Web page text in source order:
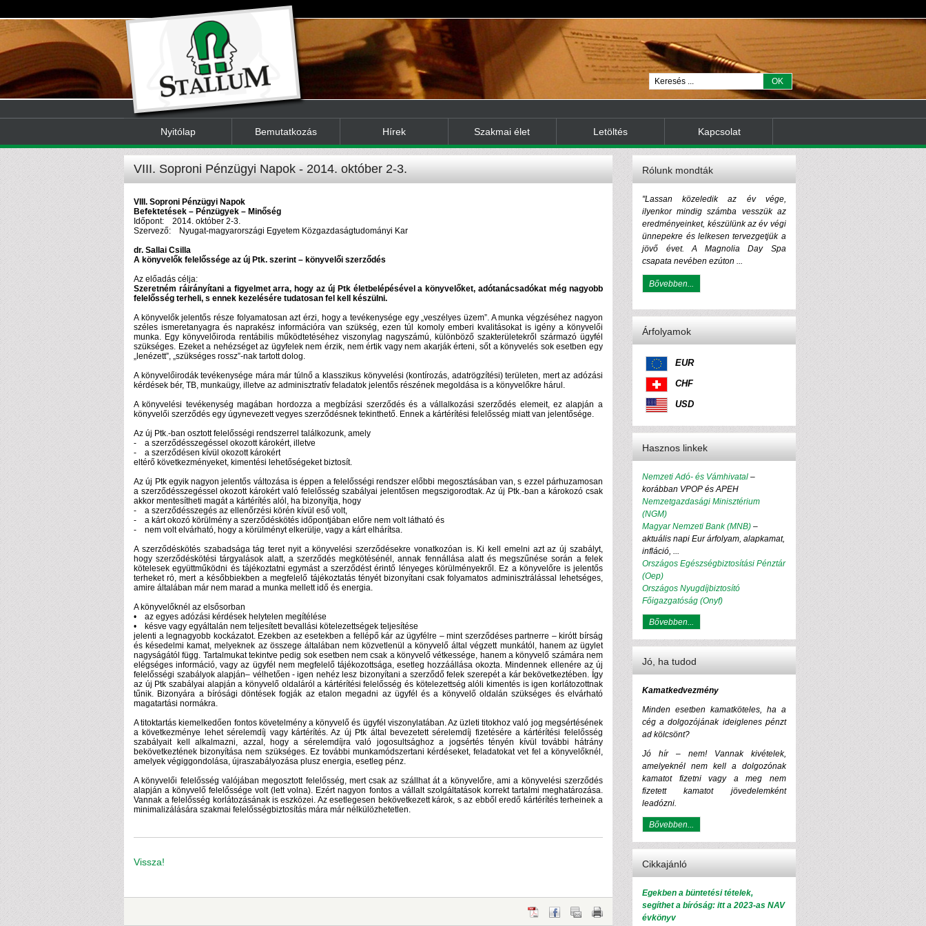
Nyitólap Bemutatkozás Hírek Szakmai élet Letöltés Kapcsolat
VIII. Soproni Pénzügyi Napok - 2014. október 2-3.
VIII. Soproni Pénzügyi Napok
Befektetések – Pénzügyek – Minőség
Időpont: 2014. október 2-3.
Szervező: Nyugat-magyarországi Egyetem Közgazdaságtudományi Kar
dr. Sallai Csilla
A könyvelők felelőssége az új Ptk. szerint – könyvelői szerződés
Az előadás célja:
Szeretném ráirányítani a figyelmet arra, hogy az új Ptk életbelépésével a könyvelőket, adótanácsadókat még nagyobb
felelősség terheli, s ennek kezelésére tudatosan fel kell készülni.
A könyvelők jelentős része folyamatosan azt érzi, hogy a tevékenysége egy „veszélyes üzem”. A munka végzéséhez nagyon
széles ismeretanyagra és naprakész információra van szükség, ezen túl komoly emberi kvalitásokat is igény a könyvelői
munka. Egy könyvelőiroda rentábilis működtetéséhez viszonylag nagyszámú, különböző szakterületekről származó ügyfél
szükséges. Ezeket a nehézséget az ügyfelek nem érzik, nem értik vagy nem akarják érteni, sőt a könyvelés sok esetben egy
„lenézett”, „szükséges rossz”-nak tartott dolog.
A könyvelőirodák tevékenysége mára már túlnő a klasszikus könyvelési (kontírozás, adatrögzítési) területen, mert az adózási
kérdések bér, TB, munkaügy, illetve az adminisztratív feladatok jelentős részének megoldása is a könyvelőkre hárul.
A könyvelési tevékenység magában hordozza a megbízási szerződés és a vállalkozási szerződés elemeit, ez alapján a
könyvelői szerződés egy úgynevezett vegyes szerződésnek tekinthető. Ennek a kártérítési felelősség miatt van jelentősége.
Az új Ptk.-ban osztott felelősségi rendszerrel találkozunk, amely
- a szerződésszegéssel okozott károkért, illetve
- a szerződésen kívül okozott károkért
eltérő következményeket, kimentési lehetőségeket biztosít.
Az új Ptk egyik nagyon jelentős változása is éppen a felelősségi rendszer előbbi megosztásában van, s ezzel párhuzamosan
a szerződésszegéssel okozott károkért való felelősség szabályai jelentősen megszigorodtak. Az új Ptk.-ban a károkozó csak
akkor mentesítheti magát a kártérítés alól, ha bizonyítja, hogy
- a szerződésszegés az ellenőrzési körén kívül eső volt,
- a kárt okozó körülmény a szerződéskötés időpontjában előre nem volt látható és
- nem volt elvárható, hogy a körülményt elkerülje, vagy a kárt elhárítsa.
A szerződéskötés szabadsága tág teret nyit a könyvelési szerződésekre vonatkozóan is. Ki kell emelni azt az új szabályt,
hogy szerződéskötési tárgyalások alatt, a szerződés megkötésénél, annak fennállása alatt és megszűnése során a felek
kötelesek együttműködni és tájékoztatni egymást a szerződést érintő lényeges körülményekről. Ez a könyvelőre is jelentős
terheket ró, mert a későbbiekben a megfelelő tájékoztatás tényét bizonyítani csak folyamatos adminisztrálással lehetséges,
amire általában már nem marad a munka mellett idő és energia.
A könyvelőknél az elsősorban
• az egyes adózási kérdések helytelen megítélése
• késve vagy egyáltalán nem teljesített bevallási kötelezettségek teljesítése
jelenti a legnagyobb kockázatot. Ezekben az esetekben a fellépő kár az ügyfélre – mint szerződéses partnerre – kirótt bírság
és késedelmi kamat, melyeknek az összege általában nem közvetlenül a könyvelő által végzett munkától, hanem az ügylet
nagyságától függ. Tartalmukat tekintve pedig sok esetben nem csak a könyvelő vétkessége, hanem a könyvelő számára nem
elégséges információ, vagy az ügyfél nem megfelelő tájékozottsága, esetleg hozzáállása okozta. Mindennek ellenére az új
felelősségi szabályok alapján– vélhetően - igen nehéz lesz bizonyítani a szerződő felek szerepét a kár bekövetkeztében. Így
az új Ptk szabályai alapján a könyvelő oldaláról a kártérítési felelősség és kötelezettség alóli kimentés is igen korlátozottnak
tűnik. Bizonyára a bírósági döntések fogják az etalon megadni az ügyfél és a könyvelő oldalán szükséges és elvárható
magatartási normákra.
A titoktartás kiemelkedően fontos követelmény a könyvelő és ügyfél viszonylatában. Az üzleti titokhoz való jog megsértésének
a következménye lehet sérelemdíj vagy kártérítés. Az új Ptk által bevezetett sérelemdíj fizetésére a kártérítési felelősség
szabályait kell alkalmazni, azzal, hogy a sérelemdíjra való jogosultsághoz a jogsértés tényén kívül további hátrány
bekövetkeztének bizonyítása nem szükséges. Ez további munkamódszertani kérdéseket, feladatokat vet fel a könyvelőknél,
amelyek végiggondolása, újraszabályozása plusz energia, esetleg pénz.
A könyvelői felelősség valójában megosztott felelősség, mert csak az szállhat át a könyvelőre, ami a könyvelési szerződés
alapján a könyvelő felelőssége volt (lett volna). Ezért nagyon fontos a vállalt szolgáltatások korrekt tartalmi meghatározása.
Vannak a felelősség korlátozásának is eszközei. Az esetlegesen bekövetkezett károk, s az ebből eredő kártérítés terheinek a
minimalizálására szakmai felelősségbiztosítás mára már nélkülözhetetlen.
Vissza!
Rólunk mondták
"Lassan közeledik az év vége,
ilyenkor mindig számba vesszük az
eredményeinket, készülünk az év végi
ünnepekre és lelkesen tervezgetjük a
jövő évet. A Magnolia Day Spa
csapata nevében ezúton ...
Bővebben...
Árfolyamok
EUR
CHF
USD
Hasznos linkek
Nemzeti Adó- és Vámhivatal –
korábban VPOP és APEH
Nemzetgazdasági Minisztérium
(NGM)
Magyar Nemzeti Bank (MNB) –
aktuális napi Eur árfolyam, alapkamat,
infláció, ...
Országos Egészségbiztosítási Pénztár
(Oep)
Országos Nyugdíjbiztosító
Főigazgatóság (Onyf)
Bővebben...
Jó, ha tudod
Kamatkedvezmény
Minden esetben kamatköteles, ha a
cég a dolgozójának ideiglenes pénzt
ad kölcsönt?
Jó hír – nem! Vannak kivételek,
amelyeknél nem kell a dolgozónak
kamatot fizetni vagy a meg nem
fizetett kamatot jövedelemként
leadózni.
Bővebben...
Cikkajánló
Egekben a büntetési tételek,
segíthet a bíróság: itt a 2023-as NAV
évkönyv